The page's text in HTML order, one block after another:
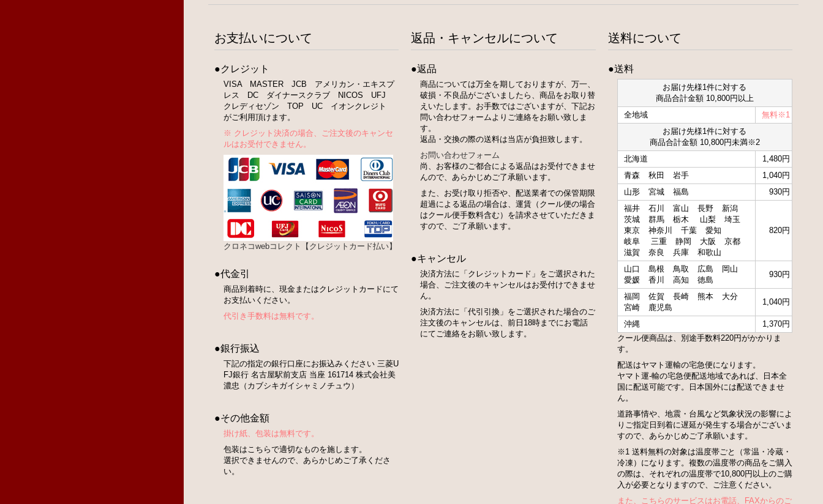
お支払いについて
●クレジット
VISA MASTER JCB アメリカン・エキスプ
レス DC ダイナースクラブ NICOS UFJ
クレディセゾン TOP UC イオンクレジト
がご利用頂けます。
※ クレジット決済の場合、ご注文後のキャンセ
ルはお受付できません。
クロネコwebコレクト【クレジットカード払い】
●代金引
商品到着時に、現金またはクレジットカードにて
お支払いください。
代引き手数料は無料です。
●銀行振込
下記の指定の銀行口座にお振込みください 三菱U
FJ銀行 名古屋駅前支店 当座 161714 株式会社美
濃忠（カブシキガイシャミノチュウ）
●その他金額
掛け紙、包装は無料です。
包装はこちらで適切なものを施します。
選択できませんので、あらかじめご了承くださ
い。
返品・キャンセルについて
●返品
商品については万全を期しておりますが、万一、
破損・不良品がございましたら、商品をお取り替
えいたします。お手数ではございますが、下記お
問い合わせフォームよりご連絡をお願い致しま
す。
返品・交換の際の送料は当店が負担致します。
お問い合わせフォーム
尚、お客様のご都合による返品はお受付できませ
んので、あらかじめご了承願います。
また、お受け取り拒否や、配送業者での保管期限
超過による返品の場合は、運賃（クール便の場合
はクール便手数料含む）を請求させていただきま
すので、ご了承願います。
●キャンセル
決済方法に「クレジットカード」をご選択された
場合、ご注文後のキャンセルはお受付けできませ
ん。
決済方法に「代引引換」をご選択された場合のご
注文後のキャンセルは、前日18時までにお電話
にてご連絡をお願い致します。
送料について
●送料
お届け先様1件に対する
商品合計金額 10,800円以上
全地域
無料※1
お届け先様1件に対する
商品合計金額 10,800円未満※2
北海道
1,480円
青森
秋田 岩手
1,040円
山形
宮城 福島
930円
福井
石川 富山 長野
新潟
茨城
群馬 栃木 山梨
埼玉
東京
神奈川 千葉
愛知
岐阜
三重 静岡 大阪
京都
滋賀
奈良 兵庫 和歌山
820円
山口 島根 鳥取 広島
岡山
愛媛
香川 高知 徳島
930円
福岡 佐賀 長崎 熊本
大分
宮崎
鹿児島
1,040円
沖縄
1,370円
クール便商品は、別途手数料220円がかかりま
す。
配送はヤマト運輸の宅急便になります。
ヤマト運-輸の宅急便配送地域であれば、日本全
国に配送可能です。日本国外には配送できませ
ん。
道路事情や、地震・台風など気象状況の影響によ
りご指定日到着に遅延が発生する場合がございま
すので、あらかじめご了承願います。
※1 送料無料の対象は温度帯ごと（常温・冷蔵・
冷凍）になります。複数の温度帯の商品をご購入
の際は、それぞれの温度帯で10,800円以上のご購
入が必要となりますので、ご注意ください。
また、こちらのサービスはお電話、FAXからのご